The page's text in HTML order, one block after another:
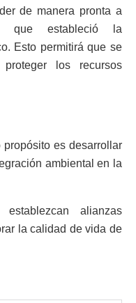
de manera pronta a
que estableció la
Esto permitirá que se
los recursos
es desarrollar
ambiental en la
alianzas
la calidad de vida de